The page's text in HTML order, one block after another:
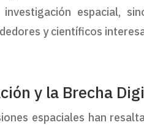
espacial,
y científicos
y la Brecha
espaciales han